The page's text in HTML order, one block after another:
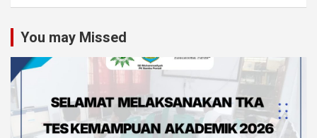
You may Missed